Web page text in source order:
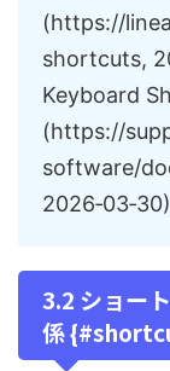
(https://
shortcuts,
Keyboard
(https://
software/
2026‑03‑30)
3.2 ショー
係